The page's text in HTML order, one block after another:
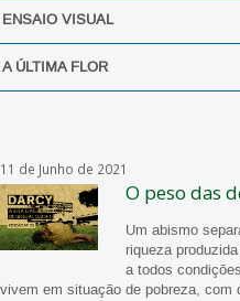
ENSAIO VISUAL
A ÚLTIMA FLOR
11 de Junho de 2021
O peso das
Um abismo
riqueza
a todos
vivem em situação de pobreza, com